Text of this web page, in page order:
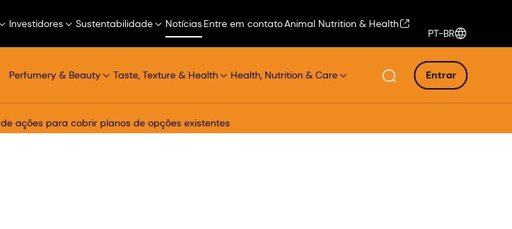
Investidores Sustentabilidade NotíciasEntre em contatoAnimal Nutrition & Health
PT-BR
Perfumery & Beauty Taste, Texture & Health Health, Nutrition & Care Entrar
ações para cobrir planos de opções existentes